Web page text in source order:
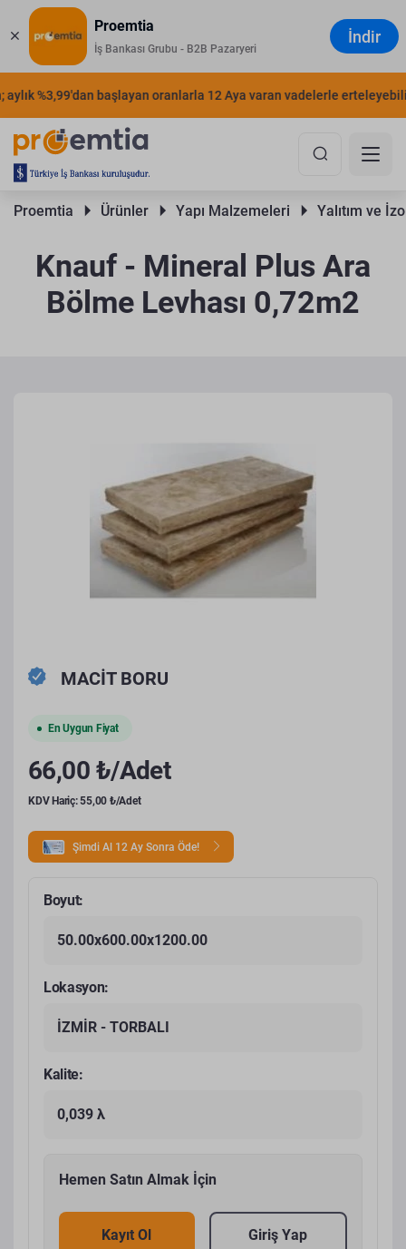
Proemtia
İş Bankası Grubu - B2B Pazaryeri
İndir
%3,99'dan başlayan oranlarla 12 Aya varan vadelerle
Proemtia Ürünler Yapı Malzemeleri Yalıtım ve
Knauf - Mineral Plus Ara
Bölme Levhası 0,72m2
MACİT BORU
En Uygun Fiyat
66,00 ₺/Adet
KDV Hariç: 55,00 ₺/Adet
Şimdi Al 12 Ay Sonra Öde!
Boyut:
50.00x600.00x1200.00
Lokasyon:
İZMİR - TORBALI
Kalite:
0,039 λ
Hemen Satın Almak İçin
Kayıt Ol Giriş Yap